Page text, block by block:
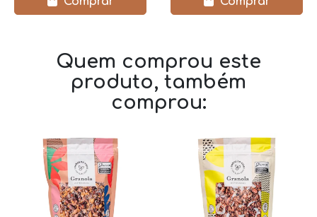
Quem comprou este
produto, também
comprou: